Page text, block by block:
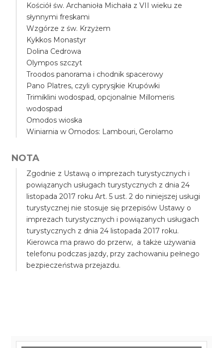
Kościół św. Archanioła Michała z VII wieku ze
słynnymi freskami
Wzgórze z św. Krzyżem
Kykkos Monastyr
Dolina Cedrowa
Olympos szczyt
Troodos panorama i chodnik spacerowy
Pano Platres, czyli cyprysjkie Krupówki
Trimiklini wodospad, opcjonalnie Millomeris
wodospad
Omodos wioska
Winiarnia w Omodos: Lambouri, Gerolamo
NOTA
Zgodnie z Ustawą o imprezach turystycznych i
powiązanych usługach turystycznych z dnia 24
listopada 2017 roku Art. 5 ust. 2 do niniejszej usługi
turystycznej nie stosuje się przepisów Ustawy o
imprezach turystycznych i powiązanych usługach
turystycznych z dnia 24 listopada 2017 roku.
Kierowca ma prawo do przerw, a także używania
telefonu podczas jazdy, przy zachowaniu pełnego
bezpieczeństwa przejazdu.